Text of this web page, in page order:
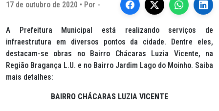
17 de outubro de 2020 • Por -
A Prefeitura Municipal está realizando serviços de
infraestrutura em diversos pontos da cidade. Dentre eles,
destacam-se obras no Bairro Chácaras Luzia Vicente, na
Região Bragança L.U. e no Bairro Jardim Lago do Moinho. Saiba
mais detalhes:
BAIRRO CHÁCARAS LUZIA VICENTE